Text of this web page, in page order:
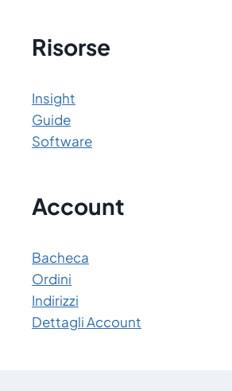
Risorse
Insight
Guide
Software
Account
Bacheca
Ordini
Indirizzi
Dettagli Account